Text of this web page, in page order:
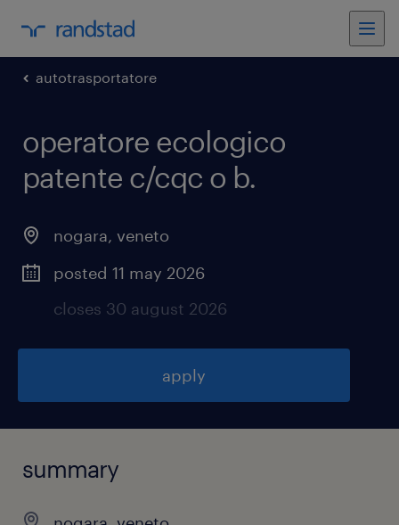
autotrasportatore
operatore ecologico
patente c/cqc o b.
nogara, veneto
posted 11 may 2026
closes 30 august 2026
apply
summary